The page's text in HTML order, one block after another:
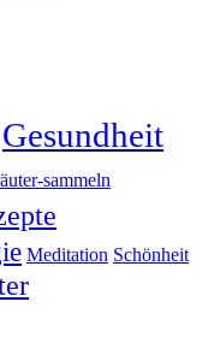
Gesundheit
sammeln
Meditation Schönheit